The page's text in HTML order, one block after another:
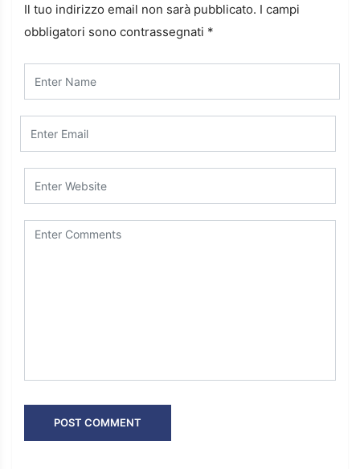
Il tuo indirizzo email non sarà pubblicato. I campi
obbligatori sono contrassegnati *